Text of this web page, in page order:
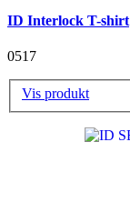
ID Interlock T-shirt
0517
Vis produkt